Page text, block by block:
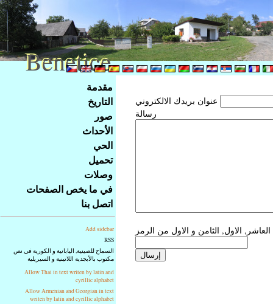
základní
strana
مقدمة
التاريخ
صور
الأحداث
الحي
تحميل
وصلات
في ما يخص الصفحات
اتصل بنا
Add sidebar
RSS
السماح للصينية, اليابانية و الكورية في نص
مكتوب بالأبجدية اللاتينية و السيريلية
Allow Thai in text writen by latin and
cyrillic alphabet
Allow Armenian and Georgian in text
writen by latin and cyrillic alphabet
رسالة
Benetice
Benetice